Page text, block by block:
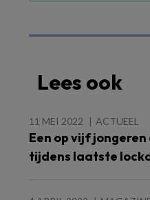
Lees ook
11 MEI 2022 ACTUEEL
Een op vijf
tijdens laatste